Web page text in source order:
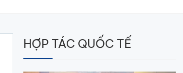
HỢP TÁC QUỐC TẾ